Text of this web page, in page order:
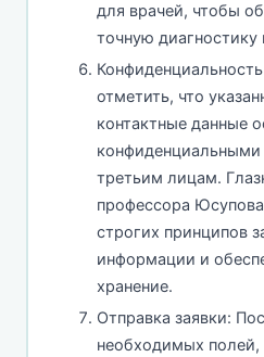
для врачей, чтобы
точную диагностику
отметить, что
контактные данные
конфиденциальными
третьим лицам.
профессора
строгих принципов
информации и
хранение.
Отправка заявки:
необходимых полей,